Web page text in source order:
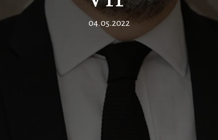
04.05.2022